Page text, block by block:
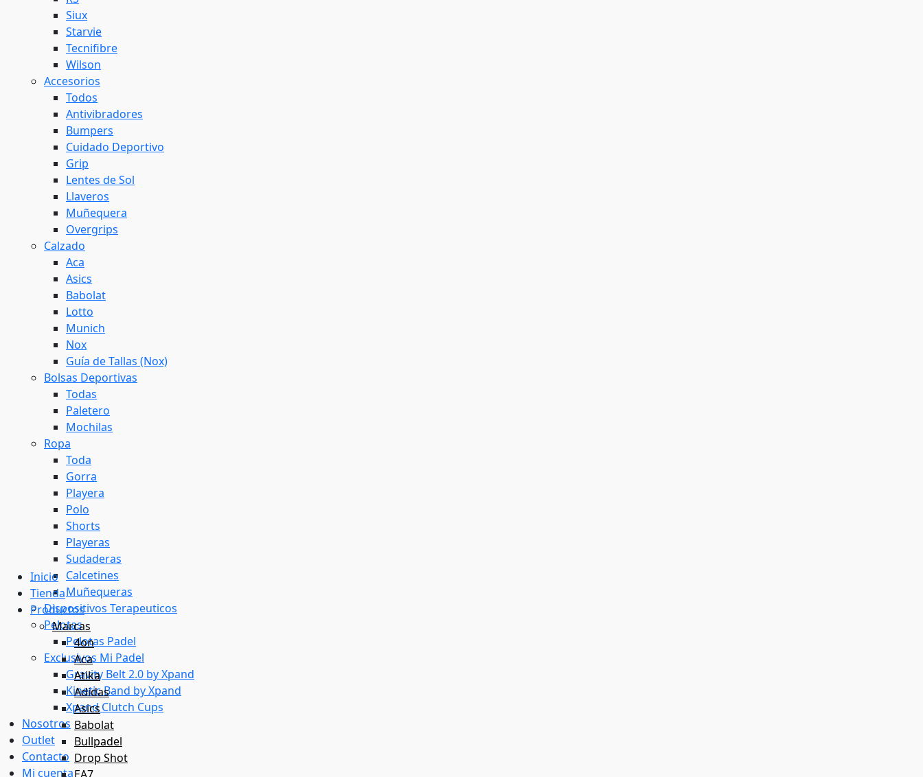
Siux
Starvie
Tecnifibre
Wilson
Accesorios
Todos
Antivibradores
Bumpers
Cuidado Deportivo
Grip
Lentes de Sol
Llaveros
Muñequera
Overgrips
Calzado
Aca
Asics
Babolat
Lotto
Munich
Nox
Guía de Tallas (Nox)
Bolsas Deportivas
Todas
Paletero
Mochilas
Ropa
Toda
Gorra
Playera
Polo
Shorts
Playeras
Sudaderas
Calcetines
Muñequeras
Dispositivos Terapeuticos
Pelotas
Pelotas Padel
Exclusivos Mi Padel
Gravity Belt 2.0 by Xpand
Kinetic Band by Xpand
Xpand Clutch Cups
Nosotros
Outlet
Contacto
Mi cuenta
Inicio
Tienda
Productos
Marcas
4on
Aca
Atika
Adidas
Asics
Babolat
Bullpadel
Drop Shot